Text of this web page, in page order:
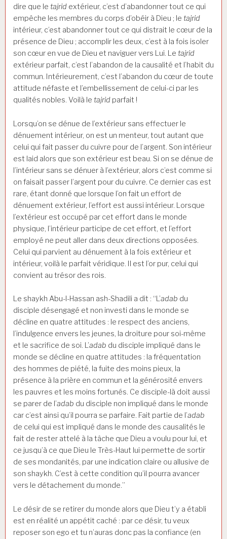
dire que le tajrid extérieur, c’est d’abandonner tout ce qui
empêche les membres du corps d’obéir à Dieu ; le tajrid
intérieur, c’est abandonner tout ce qui distrait le cœur de la
présence de Dieu ; accomplir les deux, c’est à la fois isoler
son cœur en vue de Dieu et naviguer vers Lui. Le tajrid
extérieur parfait, c’est l’abandon de la causalité et l’habit du
commun. Intérieurement, c’est l’abandon du cœur de toute
attitude néfaste et l’embellissement de celui-ci par les
qualités nobles. Voilà le tajrid parfait !
Lorsqu’on se dénue de l’extérieur sans effectuer le
dénuement intérieur, on est un menteur, tout autant que
celui qui fait passer du cuivre pour de l’argent. Son intérieur
est laid alors que son extérieur est beau. Si on se dénue de
l’intérieur sans se dénuer à l’extérieur, alors c’est comme si
on faisait passer l’argent pour du cuivre. Ce dernier cas est
rare, étant donné que lorsque l’on fait un effort de
dénuement extérieur, l’effort est aussi intérieur. Lorsque
l’extérieur est occupé par cet effort dans le monde
physique, l’intérieur participe de cet effort, et l’effort
employé ne peut aller dans deux directions opposées.
Celui qui parvient au dénuement à la fois extérieur et
intérieur, voilà le parfait véridique. Il est l’or pur, celui qui
convient au trésor des rois.
Le shaykh Abu-l-Hassan ash-Shadili a dit : “L’adab du
disciple désengagé et non investi dans le monde se
décline en quatre attitudes : le respect des anciens,
l’indulgence envers les jeunes, la droiture pour soi-même
et le sacrifice de soi. L’adab du disciple impliqué dans le
monde se décline en quatre attitudes : la fréquentation
des hommes de piété, la fuite des moins pieux, la
présence à la prière en commun et la générosité envers
les pauvres et les moins fortunés. Ce disciple-là doit aussi
se parer de l’adab du disciple non impliqué dans le monde
car c’est ainsi qu’il pourra se parfaire. Fait partie de l’adab
de celui qui est impliqué dans le monde des causalités le
fait de rester attelé à la tâche que Dieu a voulu pour lui, et
ce jusqu’à ce que Dieu le Très-Haut lui permette de sortir
de ses mondanités, par une indication claire ou allusive de
son shaykh. C’est à cette condition qu’il pourra avancer
vers le détachement du monde.”
Le désir de se retirer du monde alors que Dieu t’y a établi
est en réalité un appétit caché : par ce désir, tu veux
reposer son ego et tu n’auras donc pas la confiance (en